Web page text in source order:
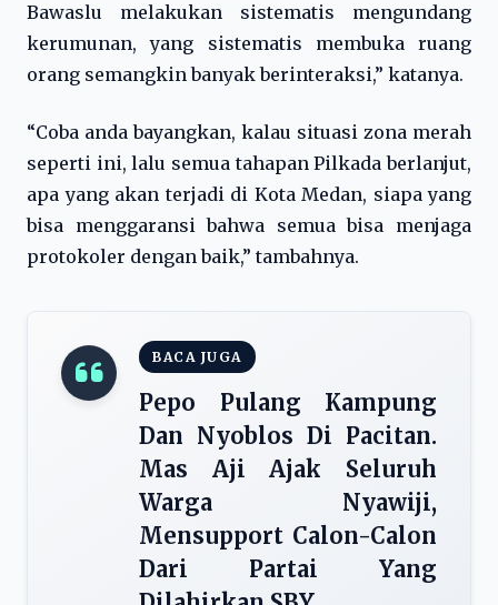
Bawaslu melakukan sistematis mengundang
kerumunan, yang sistematis membuka ruang
orang semangkin banyak berinteraksi,” katanya.
“Coba anda bayangkan, kalau situasi zona merah
seperti ini, lalu semua tahapan Pilkada berlanjut,
apa yang akan terjadi di Kota Medan, siapa yang
bisa menggaransi bahwa semua bisa menjaga
protokoler dengan baik,” tambahnya.
BACA JUGA
Pepo Pulang Kampung
Dan Nyoblos Di Pacitan.
Mas Aji Ajak Seluruh
Warga Nyawiji,
Mensupport Calon-Calon
Dari Partai Yang